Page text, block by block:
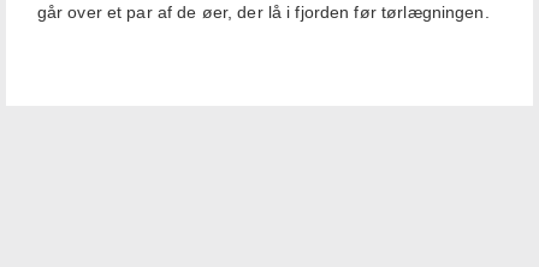
går over et par af de øer, der lå i fjorden før tørlægningen.